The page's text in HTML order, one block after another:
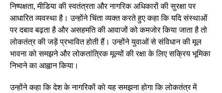
निष्पक्षता, मीडिया की स्वतंत्रता और नागरिक अधिकारों की सुरक्षा पर
आधारित व्यवस्था है। उन्होंने चिंता व्यक्त करते हुए कहा कि यदि संस्थाओं
पर दबाव बढ़ता है और असहमति की आवाजों को कमजोर किया जाता है तो
लोकतंत्र की जड़ें प्रभावित होती हैं। उन्होंने युवाओं से संविधान की मूल
भावना को समझने और लोकतांत्रिक मूल्यों की रक्षा के लिए सक्रिय भूमिका
निभाने का आह्वान किया।
उन्होंने कहा कि देश के नागरिकों को यह समझना होगा कि लोकतंत्र में